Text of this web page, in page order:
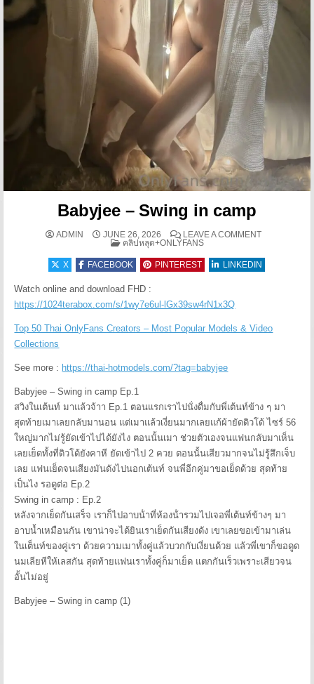
Babyjee – Swing in camp
ADMIN JUNE 26, 2026 LEAVE A COMMENTON
POSTED IN
คลิปหลุด+ONLYFANS
X FACEBOOK PINTEREST LINKEDIN
Watch online and download FHD :
https://1024terabox.com/s/1wy7e6ul-lGx39sw4rN1x3Q
Top 50 Thai OnlyFans Creators – Most Popular Models & Video
Collections
See more : https://thai-hotmodels.com/?tag=babyjee
Babyjee – Swing in camp Ep.1
สวิงในเต้นท์ มาแล้วจ้าา Ep.1 ตอนแรกเราไปนั่งดื่มกับพี่เต้นท์ข้าง ๆ มา
สุดท้ายเมาเลยกลับมานอน แต่เมาแล้วเงี่ยนมากเลยแก้ผ้ายัดดิวโด้ ไซร์ 56
ใหญ่มากไม่รู้ยัดเข้าไปได้ยังไง ตอนนั้นเมา ช่วยตัวเองจนแฟนกลับมาเห็น
เลยเย็ดทั้งที่ดิวโด้ยังคาหี ยัดเข้าไป 2 ควย ตอนนั้นเสียวมากจนไม่รู้สึกเจ็บ
เลย แฟนเย็ดจนเสียงมันดังไปนอกเต้นท์ จนพี่อีกคู่มาขอเย็ดด้วย สุดท้าย
เป็นไง รอดูต่อ Ep.2
Swing in camp : Ep.2
หลังจากเย็ดกันเสร็จ เราก็ไปอาบน้ําที่ห้องน้ํารวมไปเจอพี่เต้นท์ข้างๆ มา
อาบน้ำเหมือนกัน เขาน่าจะได้ยินเราเย็ดกันเสียงดัง เขาเลยขอเข้ามาเล่น
ในเต็นท์ของคู่เรา ด้วยความเมาทั้งคู่แล้วบวกกับเงี่ยนด้วย แล้วพี่เขาก็ขอดูด
นมเลียหีให้เลสกัน สุดท้ายแฟนเราทั้งคู่ก็มาเย็ด แตกกันเร็วเพราะเสียวจน
อั้นไม่อยู่
Babyjee – Swing in camp (1)